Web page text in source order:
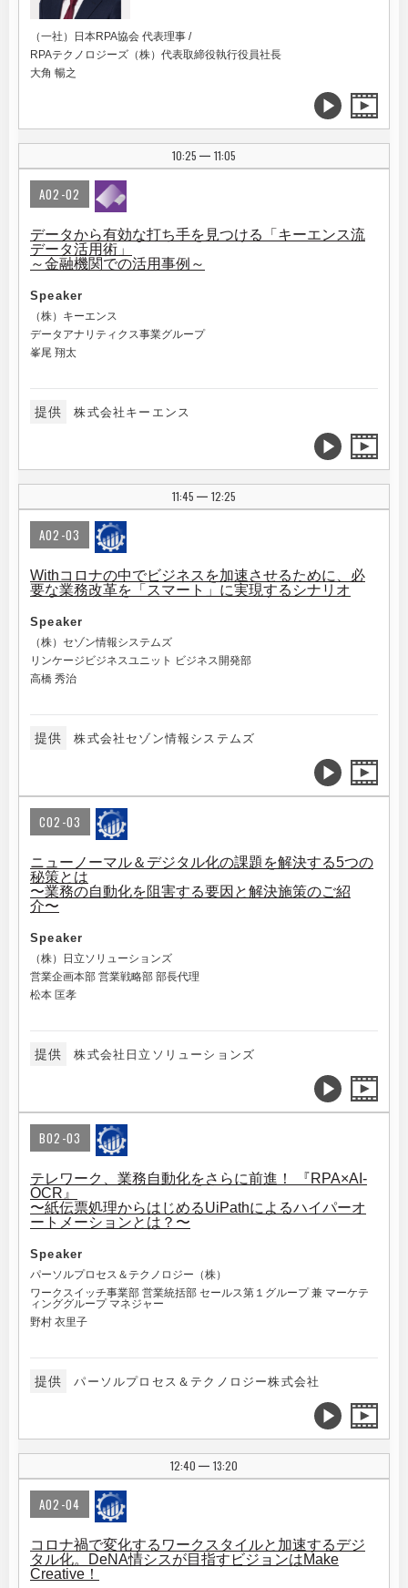
（一社）日本RPA協会 代表理事 /
RPAテクノロジーズ（株）代表取締役執行役員社長
大角 暢之
10:25 | 11:05
A02-02
データから有効な打ち手を見つける「キーエンス流
データ活用術」
～金融機関での活用事例～
Speaker
（株）キーエンス
データアナリティクス事業グループ
峯尾 翔太
提供 株式会社キーエンス
11:45 | 12:25
A02-03
Withコロナの中でビジネスを加速させるために、必
要な業務改革を「スマート」に実現するシナリオ
Speaker
（株）セゾン情報システムズ
リンケージビジネスユニット ビジネス開発部
高橋 秀治
提供 株式会社セゾン情報システムズ
C02-03
ニューノーマル＆デジタル化の課題を解決する5つの
秘策とは
〜業務の自動化を阻害する要因と解決施策のご紹
介〜
Speaker
（株）日立ソリューションズ
営業企画本部 営業戦略部 部長代理
松本 匡孝
提供 株式会社日立ソリューションズ
B02-03
テレワーク、業務自動化をさらに前進！ 『RPA×AI-
OCR』
〜紙伝票処理からはじめるUiPathによるハイパーオ
ートメーションとは？〜
Speaker
パーソルプロセス＆テクノロジー（株）
ワークスイッチ事業部 営業統括部 セールス第１グループ 兼 マーケテ
ィンググループ マネジャー
野村 衣里子
提供 パーソルプロセス＆テクノロジー株式会社
12:40 | 13:20
A02-04
コロナ禍で変化するワークスタイルと加速するデジ
タル化。DeNA情シスが目指すビジョンはMake
Creative！